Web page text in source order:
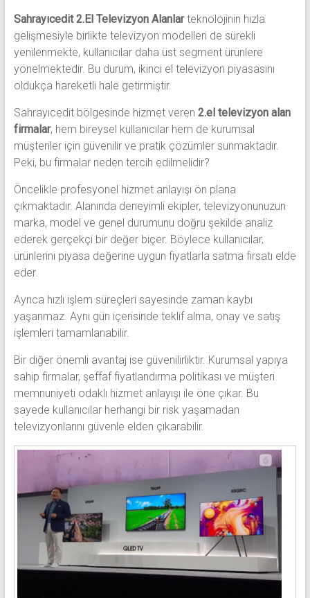
Sahrayıcedit 2.El Televizyon Alanlarteknolojinin hızla
gelişmesiyle birlikte televizyon modelleri de sürekli
yenilenmekte, kullanıcılar daha üst segment ürünlere
yönelmektedir. Bu durum, ikinci el televizyon piyasasını
oldukça hareketli hale getirmiştir.
Sahrayıcedit bölgesinde hizmet veren 2.el televizyon alan
firmalar, hem bireysel kullanıcılar hem de kurumsal
müşteriler için güvenilir ve pratik çözümler sunmaktadır.
Peki, bu firmalar neden tercih edilmelidir?
Öncelikle profesyonel hizmet anlayışı ön plana
çıkmaktadır. Alanında deneyimli ekipler, televizyonunuzun
marka, model ve genel durumunu doğru şekilde analiz
ederek gerçekçi bir değer biçer. Böylece kullanıcılar,
ürünlerini piyasa değerine uygun fiyatlarla satma fırsatı elde
eder.
Ayrıca hızlı işlem süreçleri sayesinde zaman kaybı
yaşanmaz. Aynı gün içerisinde teklif alma, onay ve satış
işlemleri tamamlanabilir.
Bir diğer önemli avantaj ise güvenilirliktir. Kurumsal yapıya
sahip firmalar, şeffaf fiyatlandırma politikası ve müşteri
memnuniyeti odaklı hizmet anlayışı ile öne çıkar. Bu
sayede kullanıcılar herhangi bir risk yaşamadan
televizyonlarını güvenle elden çıkarabilir.